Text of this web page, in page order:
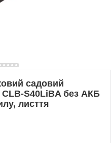
садовий
CLB‑S40LiBA без АКБ
лисття